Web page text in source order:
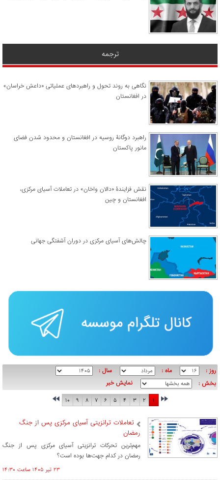
ترجمه
نگاهی به روند تحول و راهبردهای عملیاتی «داعش خراسان»
در افغانستان
راهبرد دوگانۀ روسیه در افغانستان و محدود شدن فضای
مانور پاکستان
نقش فزایندۀ «دالان واخان» در تعاملات آسیای مرکزی،
افغانستان و چین
چالش‌های آسیای مرکزی در دوران آشفتگی جهانی
روز : ماه :
سال :
بخش :
نمایش خبر
۱ ۲ ۳ ۴ ۵ ۶ ۷ ۸ ۹ ۱۰
تعاملات ترانزیتی آسیای مرکزی پس از جنگ
رمضان
مهم‌ترین تحرکات ترانزیتی آسیای مرکزی پس از جنگ
رمضان در کدام جهت‌ها بوده است؟
۲۳ تير ۱۴۰۵ ساعت ۱۴:۳۰